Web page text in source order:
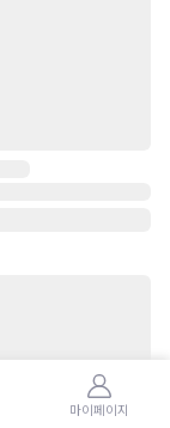
마이페이지